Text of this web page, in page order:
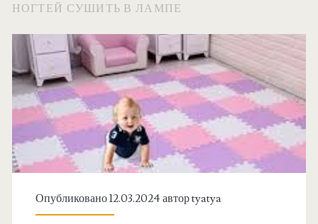
НОГТЕЙ СУШИТЬ В ЛАМПЕ
Опубликовано 12.03.2024 авторtyatya